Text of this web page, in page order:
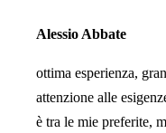
Alessio Abbate
ottima esperienza,
attenzione alle
è tra le mie preferite,